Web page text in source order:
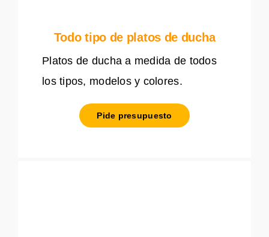
Todo tipo de platos de ducha
Platos de ducha a medida de todos
los tipos, modelos y colores.
Pide presupuesto